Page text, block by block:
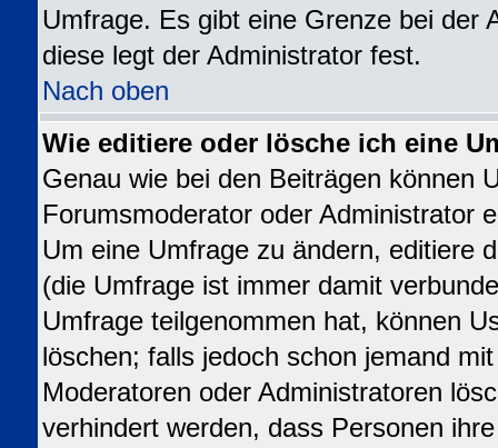
Umfrage. Es gibt eine Grenze bei der
diese legt der Administrator fest.
Nach oben
Wie editiere oder lösche ich eine
Genau wie bei den Beiträgen können
Forumsmoderator oder Administrator
Um eine Umfrage zu ändern, editiere
(die Umfrage ist immer damit
Umfrage teilgenommen hat, können
löschen; falls jedoch schon jemand
Moderatoren oder Administratoren
verhindert werden, dass Personen